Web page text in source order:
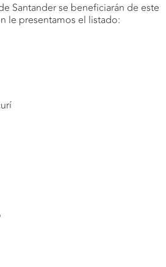
Santander se beneficiarán de este
le presentamos el listado: